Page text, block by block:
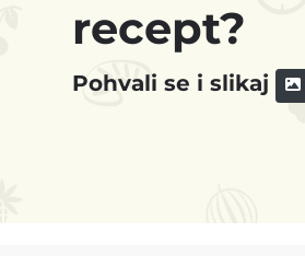
recept?
Pohvali se i slikaj